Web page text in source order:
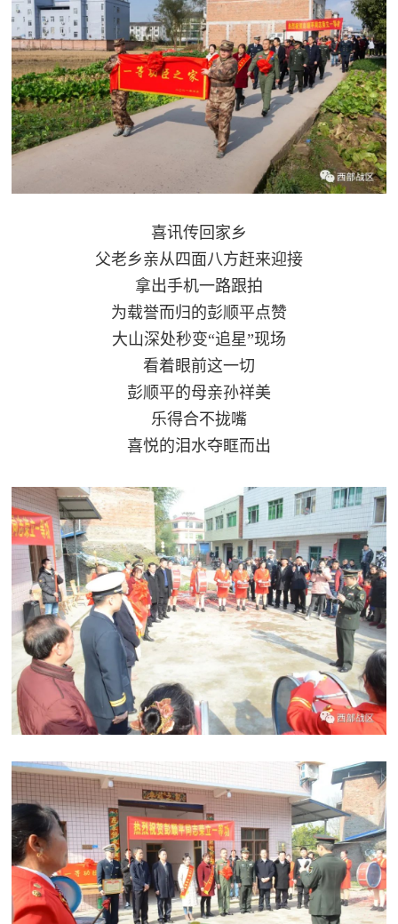
红
色
文
旅
关
于
我
喜讯传回家乡
父老乡亲从四面八方赶来迎接
拿出手机一路跟拍
为载誉而归的彭顺平点赞
大山深处秒变“追星”现场
看着眼前这一切
彭顺平的母亲孙祥美
乐得合不拢嘴
喜悦的泪水夺眶而出